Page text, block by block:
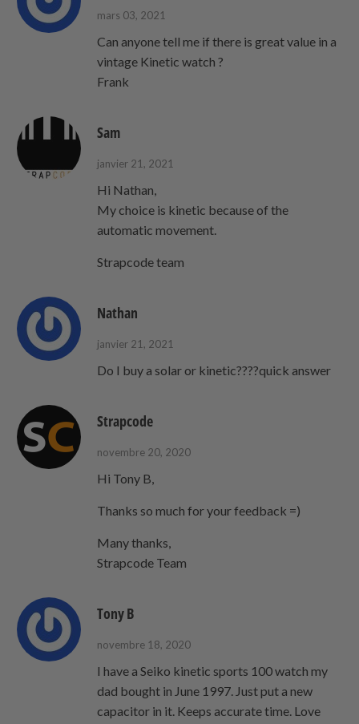
mars 03, 2021
Can anyone tell me if there is great value in a
vintage Kinetic watch ?
Frank
Sam
janvier 21, 2021
Hi Nathan,
My choice is kinetic because of the
automatic movement.
Strapcode team
Nathan
janvier 21, 2021
Do I buy a solar or kinetic????quick answer
Strapcode
novembre 20, 2020
Hi Tony B,
Thanks so much for your feedback =)
Many thanks,
Strapcode Team
Tony B
novembre 18, 2020
I have a Seiko kinetic sports 100 watch my
dad bought in June 1997. Just put a new
capacitor in it. Keeps accurate time. Love